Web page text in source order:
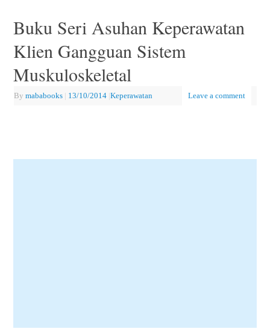
Buku Seri Asuhan Keperawatan
Klien Gangguan Sistem
Muskuloskeletal
By mababooks | 13/10/2014 |Keperawatan Leave a comment